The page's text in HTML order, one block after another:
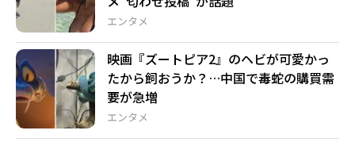
エンタメ
エンタメ
映画『ズートピア2』のヘビが可愛かっ
たから飼おうか？…中国で毒蛇の購買需
要が急増